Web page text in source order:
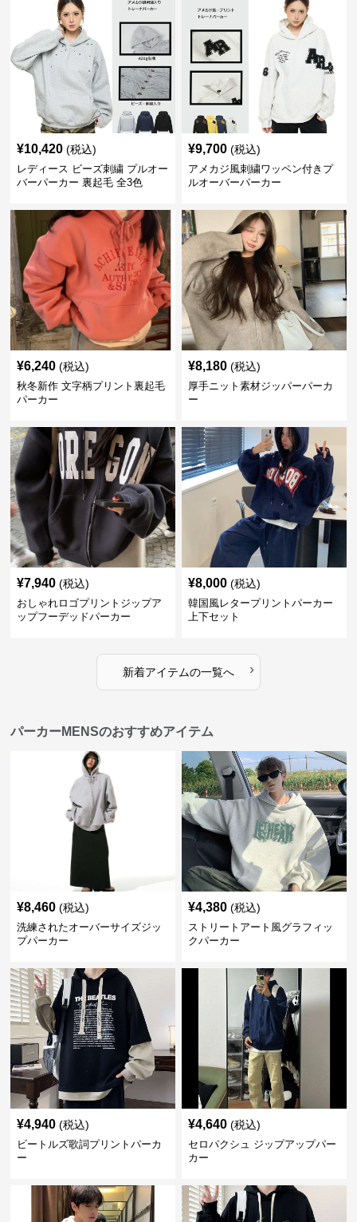
¥10,420 (税込)
レディース ビーズ刺繍 プルオー
バーパーカー 裏起毛 全3色
¥9,700 (税込)
アメカジ風刺繍ワッペン付きプ
ルオーバーパーカー
¥6,240 (税込)
秋冬新作 文字柄プリント裏起毛
パーカー
¥8,180 (税込)
厚手ニット素材ジッパーパーカ
ー
¥7,940 (税込)
おしゃれロゴプリントジップア
ップフーデッドパーカー
¥8,000 (税込)
韓国風レタープリントパーカー
上下セット
新着アイテムの一覧へ ›
パーカーMENSのおすすめアイテム
¥8,460 (税込)
洗練されたオーバーサイズジッ
プパーカー
¥4,380 (税込)
ストリートアート風グラフィッ
クパーカー
¥4,940 (税込)
ビートルズ歌詞プリントパーカ
ー
¥4,640 (税込)
セロパクシュ ジップアップパー
カー